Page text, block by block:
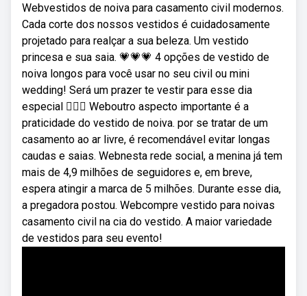
Webvestidos de noiva para casamento civil modernos.
Cada corte dos nossos vestidos é cuidadosamente
projetado para realçar a sua beleza. Um vestido
princesa e sua saia. 💗💗💗 4 opções de vestido de
noiva longos para você usar no seu civil ou mini
wedding! Será um prazer te vestir para esse dia
especial 👰🏻‍♀️ Weboutro aspecto importante é a
praticidade do vestido de noiva. por se tratar de um
casamento ao ar livre, é recomendável evitar longas
caudas e saias. Webnesta rede social, a menina já tem
mais de 4,9 milhões de seguidores e, em breve,
espera atingir a marca de 5 milhões. Durante esse dia,
a pregadora postou. Webcompre vestido para noivas
casamento civil na cia do vestido. A maior variedade
de vestidos para seu evento!